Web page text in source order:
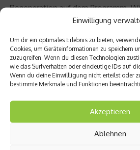
Einwilligung
Um dir ein optimales Erlebnis zu bieten,
Cookies, um Geräteinformationen zu speichern
zuzugreifen. Wenn du diesen Technologien
wie das Surfverhalten oder eindeutige IDs auf
Wenn du deine Einwillligung nicht erteilst oder
bestimmte Merkmale und Funktionen
Akzeptieren
Ablehnen
Regeneration auf dem Programm.
Wochenende ein bis drei
weltcupfreie Wochen. Dann kann es
nochmal ein bisschen Aufbau
eigentlich nur selten der Fall, weil
so gespickt ist.
netzathleten.de: Trainiert ihr im
Schnee, zum Beispiel in Chile, wie